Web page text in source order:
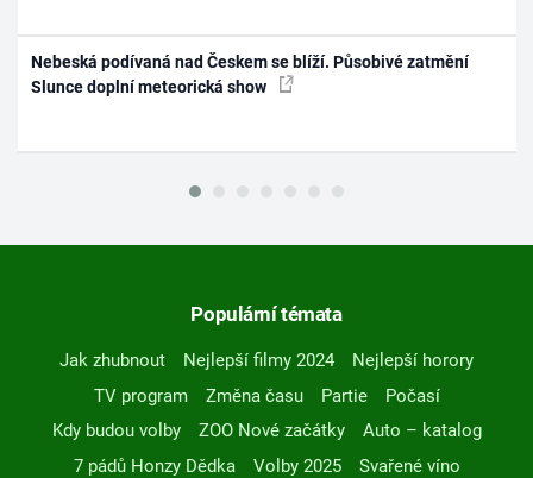
Nebeská podívaná nad Českem se blíží. Působivé zatmění
Slunce doplní meteorická show
Populární témata
Jak zhubnout Nejlepší filmy 2024
Nejlepší horory
TV program
Změna času Partie
Počasí
Kdy budou volby
ZOO Nové začátky
Auto – katalog
7 pádů Honzy Dědka
Volby 2025
Svařené víno